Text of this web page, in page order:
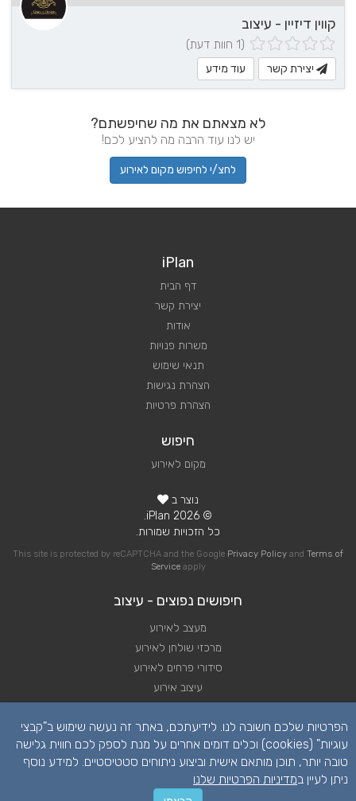
קווין דיזיין - עיצוב
(1 חוות דעת)
יצירת קשר עוד מידע
לא מצאתם את מה שחיפשתם?
יש לנו עוד הרבה מה להציע לכם!
לחצ/י לחיפוש מקום לאירוע
iPlan
דף הבית
יצירת קשר
אודות
משרות פנויות
תנאי שימוש
הצהרת נגישות
הצהרת פרטיות
חיפוש
מקום לאירוע
נוצר ב
© 2026 iPlan.
כל הזכויות שמורות.
This site is protected by reCAPTCHA and the Google Privacy Policy and Terms of
Serviceapply
חיפושים נפוצים - עיצוב
מעצב לאירוע
מרכזי שולחן לאירוע
סידורי פרחים לאירוע
עיצוב אירוע
עיצוב חתונה
הפרטיות שלכם חשובה לנו. לידיעתכם, באתר זה נעשה שימוש ב"קבצי
עוגיות" (cookies) וכלים דומים אחרים על מנת לספק לכם חווית גלישה
טובה יותר, תוכן מותאם אישית וביצוע ניתוחים סטטיסטיים. למידע נוסף
ניתן לעיין במדיניות הפרטיות שלנו